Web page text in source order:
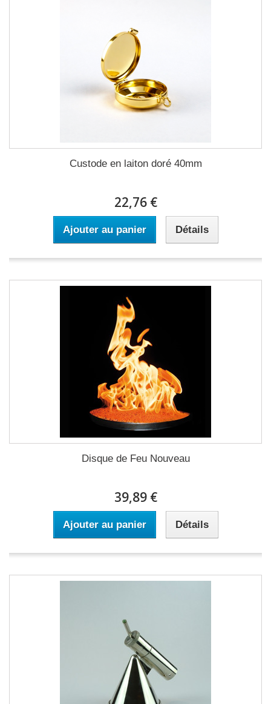
Custode en laiton doré 40mm
22,76 €
Ajouter au panier Détails
Disque de Feu Nouveau
39,89 €
Ajouter au panier Détails